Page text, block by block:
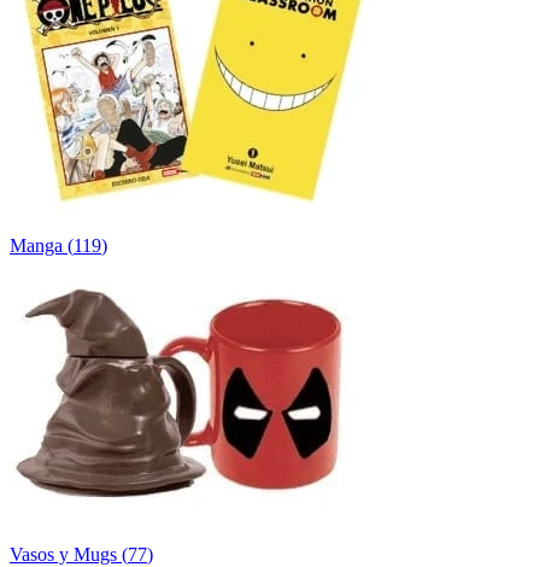
Manga (119)
Vasos y Mugs (77)